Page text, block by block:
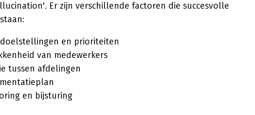
Er zijn verschillende factoren die succesvolle
en prioriteiten
van medewerkers
tussen afdelingen
en bijsturing